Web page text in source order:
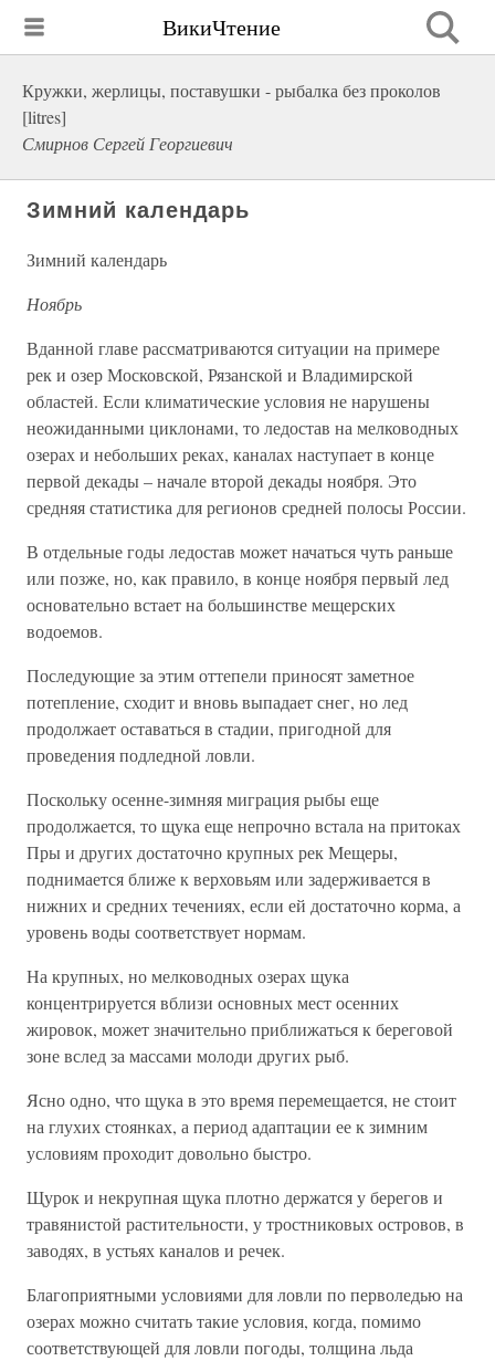
ВикиЧтение
Кружки, жерлицы, поставушки - рыбалка без проколов
[litres]
Смирнов Сергей Георгиевич
Зимний календарь
Зимний календарь
Ноябрь
Вданной главе рассматриваются ситуации на примере
рек и озер Московской, Рязанской и Владимирской
областей. Если климатические условия не нарушены
неожиданными циклонами, то ледостав на мелководных
озерах и небольших реках, каналах наступает в конце
первой декады – начале второй декады ноября. Это
средняя статистика для регионов средней полосы России.
В отдельные годы ледостав может начаться чуть раньше
или позже, но, как правило, в конце ноября первый лед
основательно встает на большинстве мещерских
водоемов.
Последующие за этим оттепели приносят заметное
потепление, сходит и вновь выпадает снег, но лед
продолжает оставаться в стадии, пригодной для
проведения подледной ловли.
Поскольку осенне-зимняя миграция рыбы еще
продолжается, то щука еще непрочно встала на притоках
Пры и других достаточно крупных рек Мещеры,
поднимается ближе к верховьям или задерживается в
нижних и средних течениях, если ей достаточно корма, а
уровень воды соответствует нормам.
На крупных, но мелководных озерах щука
концентрируется вблизи основных мест осенних
жировок, может значительно приближаться к береговой
зоне вслед за массами молоди других рыб.
Ясно одно, что щука в это время перемещается, не стоит
на глухих стоянках, а период адаптации ее к зимним
условиям проходит довольно быстро.
Щурок и некрупная щука плотно держатся у берегов и
травянистой растительности, у тростниковых островов, в
заводях, в устьях каналов и речек.
Благоприятными условиями для ловли по перволедью на
озерах можно считать такие условия, когда, помимо
соответствующей для ловли погоды, толщина льда